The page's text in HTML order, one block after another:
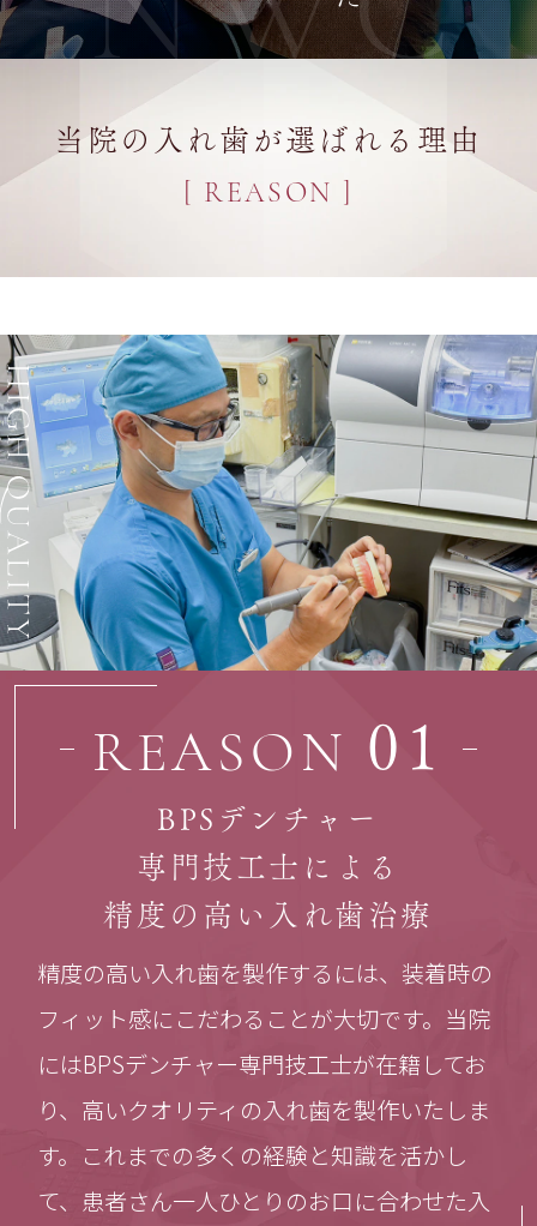
当院の入れ歯が選ばれる理由
[ REASON ]
REASON 01
BPSデンチャー
専門技工士による
精度の高い入れ歯治療
精度の高い入れ歯を製作するには、装着時の
フィット感にこだわることが大切です。当院
にはBPSデンチャー専門技工士が在籍してお
り、高いクオリティの入れ歯を製作いたしま
す。これまでの多くの経験と知識を活かし
て、患者さん一人ひとりのお口に合わせた入